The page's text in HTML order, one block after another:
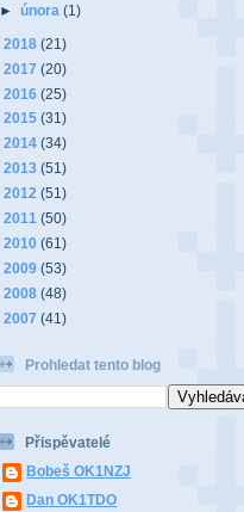
►února(1)
2018 (21)
2017 (20)
2016 (25)
2015 (31)
2014 (34)
2013 (51)
2012 (51)
2011 (50)
2010 (61)
2009 (53)
2008 (48)
2007 (41)
Prohledat tento blog
Přispěvatelé
Bobeš OK1NZJ
Dan OK1TDO